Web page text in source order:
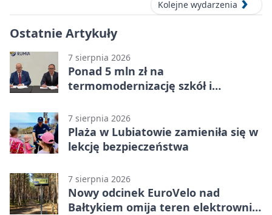
Kolejne wydarzenia
Ostatnie Artykuły
7 sierpnia 2026
Ponad 5 mln zł na
termomodernizację szkół i
7 sierpnia 2026
Plaża w Lubiatowie zamieniła się w
lekcję bezpieczeństwa
7 sierpnia 2026
Nowy odcinek EuroVelo nad
Bałtykiem omija teren elektrowni